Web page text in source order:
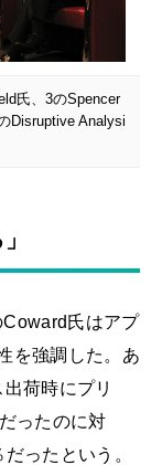
氏、3のSpencer
Disruptive Analysi
氏はアプ
を強調した。あ
荷時にプリ
ったのに対
ったという。